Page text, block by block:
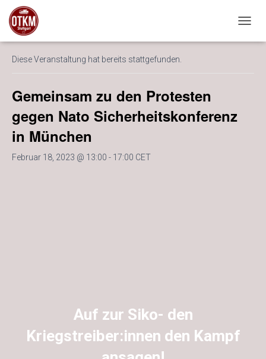
« Alle Veranstaltungen
Diese Veranstaltung hat bereits stattgefunden.
Gemeinsam zu den Protesten
gegen Nato Sicherheitskonferenz
in München
Februar 18, 2023 @ 13:00 - 17:00 CET
Auf zur Siko- den
Kriegstreiber:innen den Kampf